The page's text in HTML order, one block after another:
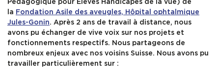
la Fondation Asile des aveugles, Hôpital ophtalmique
Jules-Gonin. Après 2 ans de travail à distance, nous
avons pu échanger de vive voix sur nos projets et
fonctionnements respectifs. Nous partageons de
nombreux enjeux avec nos voisins Suisse. Nous avons pu
travailler particulièrement sur :